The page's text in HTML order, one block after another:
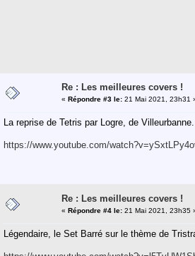
Re : Les meilleures covers !
« Répondre #3 le: 21 Mai 2021, 23h31
La reprise de Tetris par Logre, de Villeurbanne.
https://www.youtube.com/
Re : Les meilleures covers !
« Répondre #4 le: 21 Mai 2021, 23h35
Légendaire, le Set Barré sur le thème de